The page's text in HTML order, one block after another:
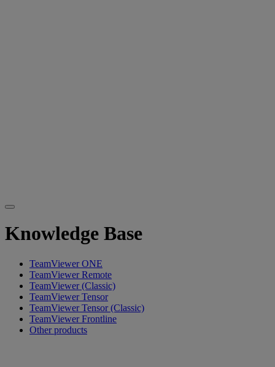
Knowledge Base
TeamViewer ONE
TeamViewer Remote
TeamViewer (Classic)
TeamViewer Tensor
TeamViewer Tensor (Classic)
TeamViewer Frontline
Other products